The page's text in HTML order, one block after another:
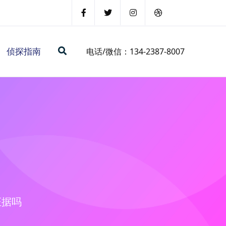
侦探指南 电话/微信：134-2387-8007
吗